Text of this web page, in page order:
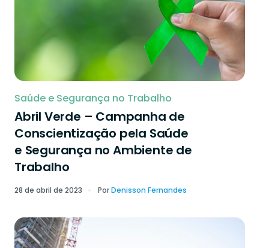
Saúde e Segurança no Trabalho
Abril Verde – Campanha de
Conscientização pela Saúde
e Segurança no Ambiente de
Trabalho
28 de abril de 2023 PorDenisson Fernandes